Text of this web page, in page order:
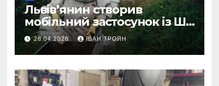
Львів’янин створив
мобільний застосунок із ШІ-
асистентом для бджолярів
28.04.2026 ІВАН ТРОЯН